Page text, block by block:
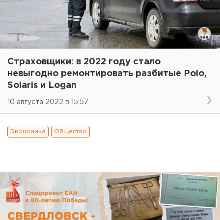
Страховщики: в 2022 году стало
невыгодно ремонтировать разбитые Polo,
Solaris и Logan
10 августа 2022 в 15:57
Экономика Общество